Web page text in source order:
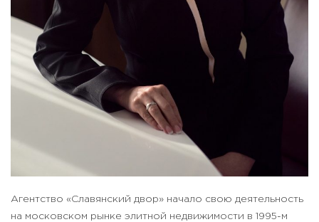
Агентство «Славянский двор» начало свою деятельность
на московском рынке элитной недвижимости в 1995-м